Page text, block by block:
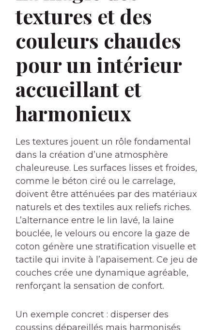
textures et des
couleurs chaudes
pour un intérieur
accueillant et
harmonieux
Les textures jouent un rôle fondamental
dans la création d’une atmosphère
chaleureuse. Les surfaces lisses et froides,
comme le béton ciré ou le carrelage,
doivent être atténuées par des matériaux
naturels et des textiles aux reliefs riches.
L’alternance entre le lin lavé, la laine
bouclée, le velours ou encore la gaze de
coton génère une stratification visuelle et
tactile qui invite à l’apaisement. Ce jeu de
couches crée une dynamique agréable,
renforçant la sensation de confort.
Un exemple concret : disperser des
coussins dépareillés mais harmonisés